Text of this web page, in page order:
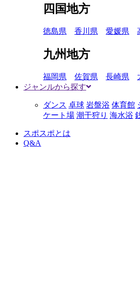
四国地方
徳島県 香川県 愛媛県
九州地方
福岡県 佐賀県 長崎県
ジャンルから探す
ダンス 卓球 岩盤浴 体育館
ケート場 潮干狩り 海水浴
スポスポとは
Q&A